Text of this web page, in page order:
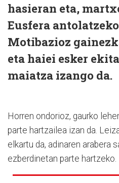
hasieran eta,
Eusfera
Motibazioz
eta haiei esker
maiatza izango da.
Horren ondorioz, gaurko
parte hartzailea izan da.
elkartu da, adinaren arabera
ezberdinetan parte hartzeko.